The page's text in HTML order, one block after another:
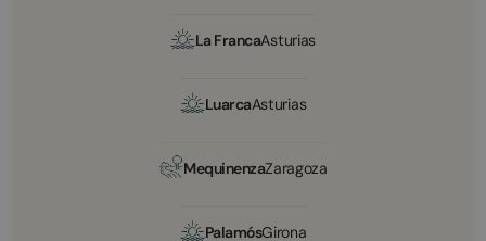
La FrancaAsturias
LuarcaAsturias
MequinenzaZaragoza
PalamósGirona